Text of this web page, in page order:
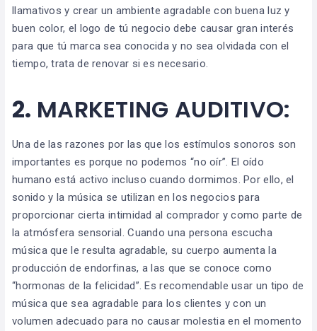
llamativos y crear un ambiente agradable con buena luz y
buen color, el logo de tú negocio debe causar gran interés
para que tú marca sea conocida y no sea olvidada con el
tiempo, trata de renovar si es necesario.
2. MARKETING AUDITIVO:
Una de las razones por las que los estímulos sonoros son
importantes es porque no podemos “no oír”. El oído
humano está activo incluso cuando dormimos. Por ello, el
sonido y la música se utilizan en los negocios para
proporcionar cierta intimidad al comprador y como parte de
la atmósfera sensorial. Cuando una persona escucha
música que le resulta agradable, su cuerpo aumenta la
producción de endorfinas, a las que se conoce como
“hormonas de la felicidad”. Es recomendable usar un tipo de
música que sea agradable para los clientes y con un
volumen adecuado para no causar molestia en el momento